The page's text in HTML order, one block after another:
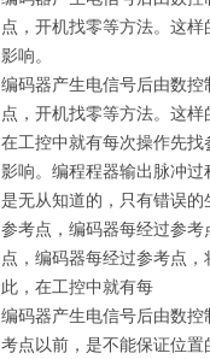
点，开机找零等方法。这
影响。
编码器产生电信号后由数
点，开机找零等方法。这
在工控中就有每次操作先
影响。编程程器输出脉冲
是无从知道的，只有错误
参考点，编码器每经过参
点，编码器每经过参考点
此，在工控中就有每
编码器产生电信号后由数
考点以前，是不能保证位